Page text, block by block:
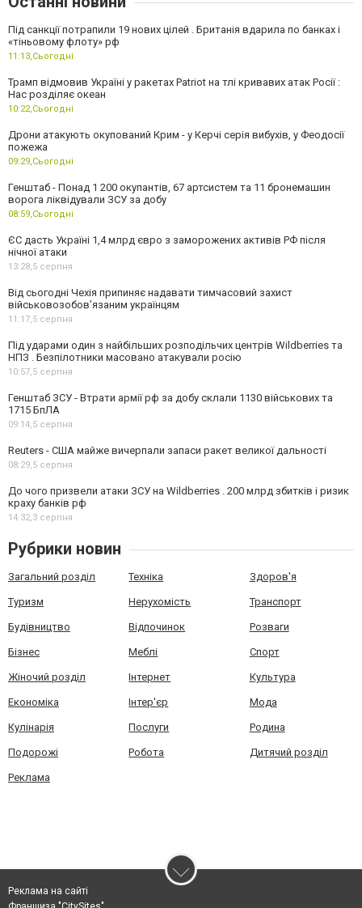
Під санкції потрапили 19 нових цілей . Британія вдарила по банках і
«тіньовому флоту» рф
11:13,Сьогодні
Трамп відмовив Україні у ракетах Patriot на тлі кривавих атак Росії :
Нас розділяє океан
10:22,Сьогодні
Дрони атакують окупований Крим - у Керчі серія вибухів, у Феодосії
пожежа
09:29,Сьогодні
Генштаб - Понад 1 200 окупантів, 67 артсистем та 11 бронемашин
ворога ліквідували ЗСУ за добу
08:59,Сьогодні
ЄС дасть Україні 1,4 млрд євро з заморожених активів РФ після
нічної атаки
13:28,5 серпня
Від сьогодні Чехія припиняє надавати тимчасовий захист
військовозобов’язаним українцям
11:17,5 серпня
Під ударами один з найбільших розподільчих центрів Wildberries та
НПЗ . Безпілотники масовано атакували росію
10:57,5 серпня
Генштаб ЗСУ - Втрати армії рф за добу склали 1130 військових та
1715 БпЛА
09:14,5 серпня
Reuters - США майже вичерпали запаси ракет великої дальності
08:29,5 серпня
До чого призвели атаки ЗСУ на Wildberries . 200 млрд збитків і ризик
краху банків рф
14:32,3 серпня
Рубрики новин
Загальний розділ Техніка Здоров'я
Туризм Нерухомість Транспорт
Будівництво Відпочинок Розваги
Бізнес Меблі Спорт
Жіночий розділ Інтернет Культура
Економіка Інтер'єр Мода
Кулінарія Послуги Родина
Подорожі Робота Дитячий розділ
Реклама
Реклама на сайті